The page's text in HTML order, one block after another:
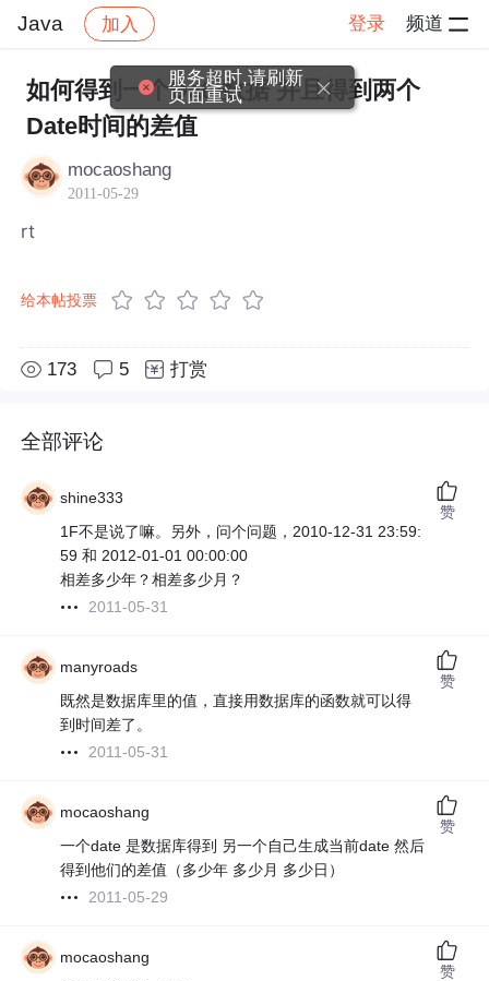
Java 加入 登录 频道
社区 Java 帖子详情
如何得到一个Date数据 并且得到两个
Date时间的差值
mocaoshang
2011-05-29
rt
给本帖投票
173 5 打赏
全部评论
shine333
1F不是说了嘛。另外，问个问题，2010-12-31 23:59:
59 和 2012-01-01 00:00:00
相差多少年？相差多少月？
2011-05-31
赞
manyroads
既然是数据库里的值，直接用数据库的函数就可以得
到时间差了。
2011-05-31
赞
mocaoshang
一个date 是数据库得到 另一个自己生成当前date 然后
得到他们的差值（多少年 多少月 多少日）
2011-05-29
赞
mocaoshang
赞
服务超时,请刷新
页面重试